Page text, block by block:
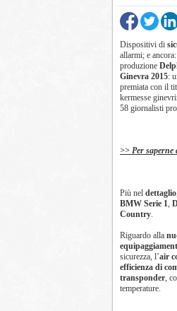
Dispositivi di
allarmi; e
produzione
Ginevra 2015:
premiata con il
kermesse
58 giornalisti
>> Per
Più nel dettaglio
BMW Serie 1,
Country.
Riguardo alla
sicurezza, l’air
efficienza di
transponder,
temperature.